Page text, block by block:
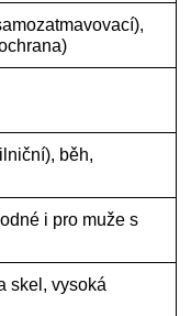
běh,
i pro muže s
skel, vysoká